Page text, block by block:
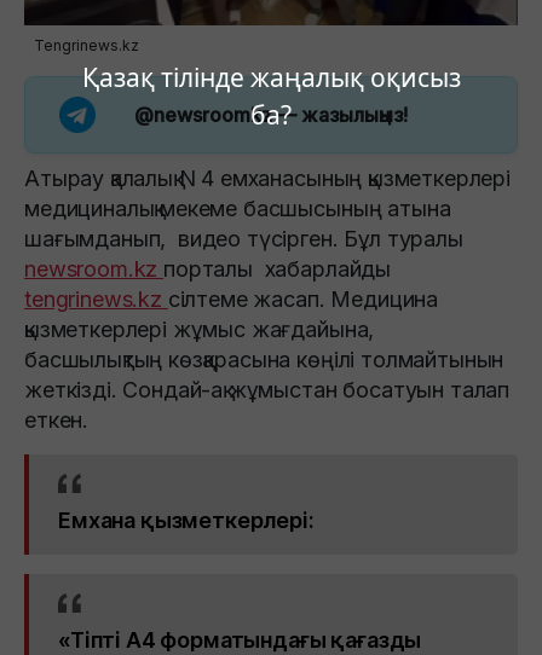
Қазақ тілінде жаңалық оқисыз
ба?
Tengrinews.kz
@newsroomkz— жазылыңыз!
Атырау қалалық N 4 емханасының қызметкерлері
медициналық мекеме басшысының атына
шағымданып, видео түсірген. Бұл туралы
newsroom.kz порталы хабарлайды
tengrinews.kz сілтеме жасап. Медицина
қызметкерлері жұмыс жағдайына,
басшылықтың көзқарасына көңілі толмайтынын
жеткізді. Сондай-ақ жұмыстан босатуын талап
еткен.
Емхана қызметкерлері:
«Тіпті А4 форматындағы қағазды